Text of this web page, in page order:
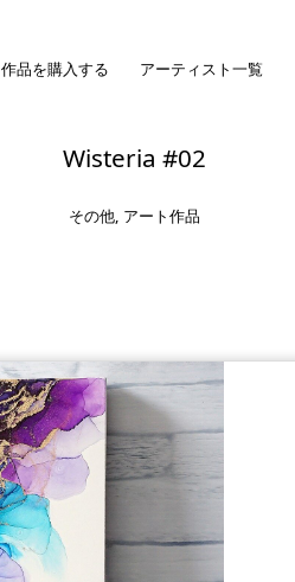
作品を購入する アーティスト一覧
Wisteria #02
その他, アート作品